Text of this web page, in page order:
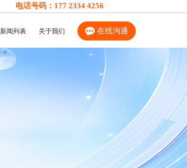
电话号码： 177 2334 4256
新闻列表 关于我们 在线沟通